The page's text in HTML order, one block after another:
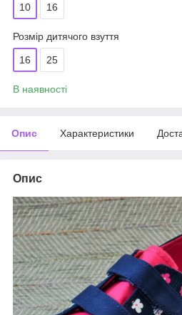
10 16
Розмір дитячого взуття
16 25
В наявності
Опис Характеристики
Опис